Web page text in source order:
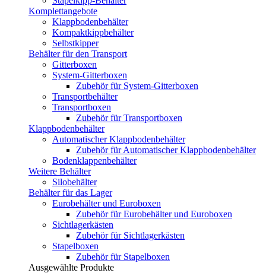
Komplettangebote
Klappbodenbehälter
Kompaktkippbehälter
Selbstkipper
Behälter für den Transport
Gitterboxen
System-Gitterboxen
Zubehör für System-Gitterboxen
Transportbehälter
Transportboxen
Zubehör für Transportboxen
Klappbodenbehälter
Automatischer Klappbodenbehälter
Zubehör für Automatischer Klappbodenbehälter
Bodenklappenbehälter
Weitere Behälter
Silobehälter
Behälter für das Lager
Eurobehälter und Euroboxen
Zubehör für Eurobehälter und Euroboxen
Sichtlagerkästen
Zubehör für Sichtlagerkästen
Stapelboxen
Zubehör für Stapelboxen
Ausgewählte Produkte